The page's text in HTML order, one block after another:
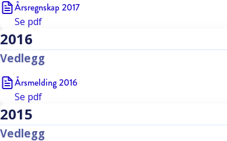
Årsregnskap 2017
Se pdf
2016
Vedlegg
Årsmelding 2016
Se pdf
2015
Vedlegg